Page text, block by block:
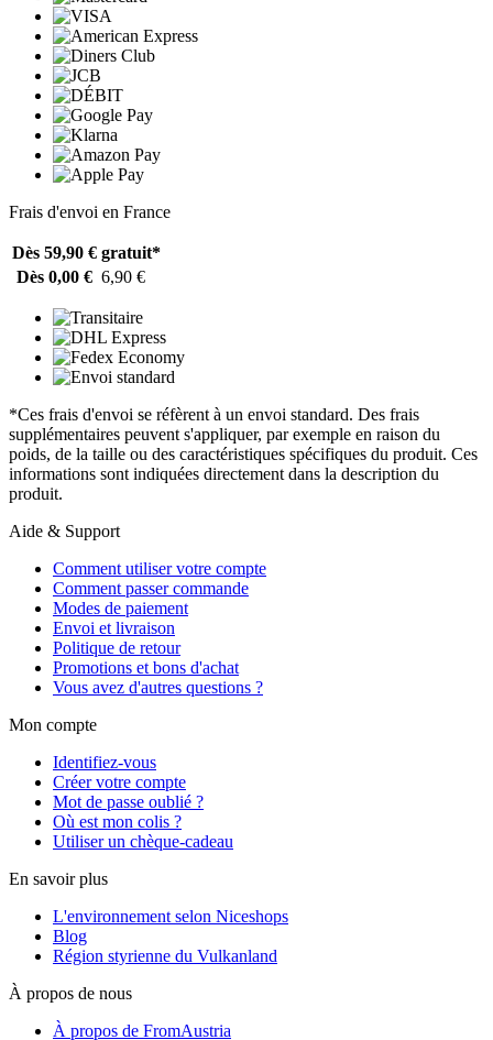
Frais d'envoi en France
Dès 59,90 € gratuit*
Dès 0,00 € 6,90 €
*Ces frais d'envoi se réfèrent à un envoi standard. Des frais
supplémentaires peuvent s'appliquer, par exemple en raison du
poids, de la taille ou des caractéristiques spécifiques du produit. Ces
informations sont indiquées directement dans la description du
produit.
Aide & Support
Comment utiliser votre compte
Comment passer commande
Modes de paiement
Envoi et livraison
Politique de retour
Promotions et bons d'achat
Vous avez d'autres questions ?
Mon compte
Identifiez-vous
Créer votre compte
Mot de passe oublié ?
Où est mon colis ?
Utiliser un chèque-cadeau
En savoir plus
L'environnement selon Niceshops
Blog
Région styrienne du Vulkanland
À propos de nous
À propos de FromAustria